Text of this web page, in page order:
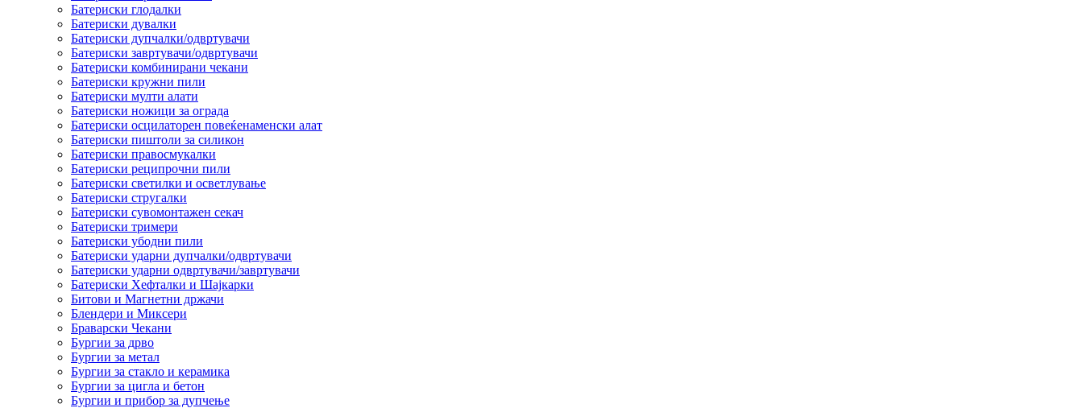
Батериски глодалки
Батериски дувалки
Батериски дупчалки/одвртувачи
Батериски завртувачи/одвртувачи
Батериски комбинирани чекани
Батериски кружни пили
Батериски мулти алати
Батериски ножици за ограда
Батериски осцилаторен повеќенаменски алат
Батериски пиштоли за силикон
Батериски правосмукалки
Батериски реципрочни пили
Батериски светилки и осветлување
Батериски стругалки
Батериски сувомонтажен секач
Батериски тримери
Батериски убодни пили
Батериски ударни дупчалки/одвртувачи
Батериски ударни одвртувачи/завртувачи
Батериски Хефталки и Шајкарки
Битови и Магнетни држачи
Блендери и Миксери
Браварски Чекани
Бургии за дрво
Бургии за метал
Бургии за стакло и керамика
Бургии за цигла и бетон
Бургии и прибор за дупчење